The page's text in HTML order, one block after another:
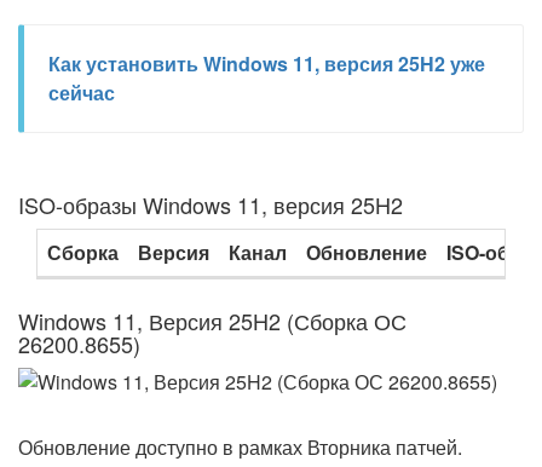
Как установить Windows 11, версия 25H2 уже
сейчас
ISO-образы Windows 11, версия 25H2
Сборка Версия Канал Обновление ISO-
Windows 11, Версия 25H2 (Сборка ОС
26200.8655)
Обновление доступно в рамках Вторника патчей.